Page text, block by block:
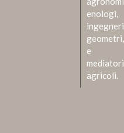
enologi,
ingegneri,
geometri,
e
mediatori
agricoli.